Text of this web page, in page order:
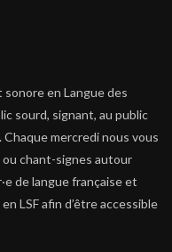
en Langue des
sourd, signant, au public
mercredi nous vous
chant-signes autour
de langue française et
LSF afin d’être accessible